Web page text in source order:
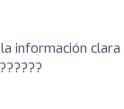
información